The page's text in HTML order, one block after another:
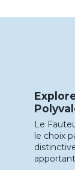
Le
le choix